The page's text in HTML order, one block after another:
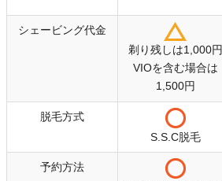
シェービング代金
剃り残しは1,000円
VIOを含む場合は
1,500円
脱毛方式
S.S.C脱毛
予約方法